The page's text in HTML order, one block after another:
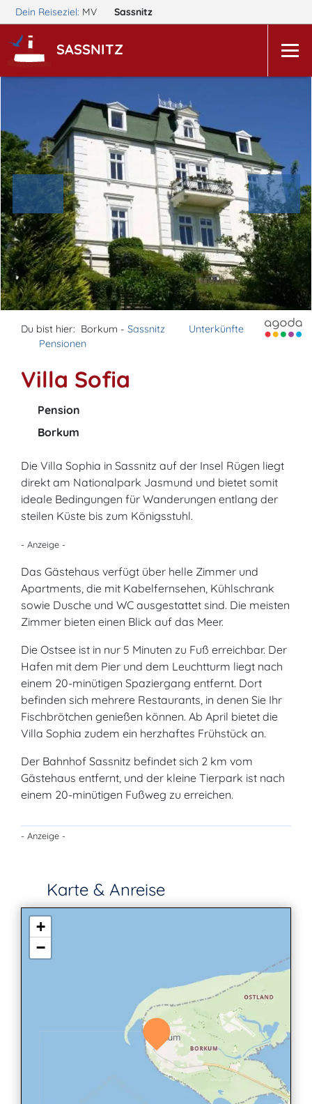
Dein Reiseziel: MV Sassnitz
SASSNITZ
Du bist hier: Borkum - Sassnitz
Unterkünfte
Pensionen
Villa Sofia
Pension
Borkum
Die Villa Sophia in Sassnitz auf der Insel Rügen liegt
direkt am Nationalpark Jasmund und bietet somit
ideale Bedingungen für Wanderungen entlang der
steilen Küste bis zum Königsstuhl.
- Anzeige -
Das Gästehaus verfügt über helle Zimmer und
Apartments, die mit Kabelfernsehen, Kühlschrank
sowie Dusche und WC ausgestattet sind. Die meisten
Zimmer bieten einen Blick auf das Meer.
Die Ostsee ist in nur 5 Minuten zu Fuß erreichbar. Der
Hafen mit dem Pier und dem Leuchtturm liegt nach
einem 20-minütigen Spaziergang entfernt. Dort
befinden sich mehrere Restaurants, in denen Sie Ihr
Fischbrötchen genießen können. Ab April bietet die
Villa Sophia zudem ein herzhaftes Frühstück an.
Der Bahnhof Sassnitz befindet sich 2 km vom
Gästehaus entfernt, und der kleine Tierpark ist nach
einem 20-minütigen Fußweg zu erreichen.
- Anzeige -
Karte & Anreise
+
−